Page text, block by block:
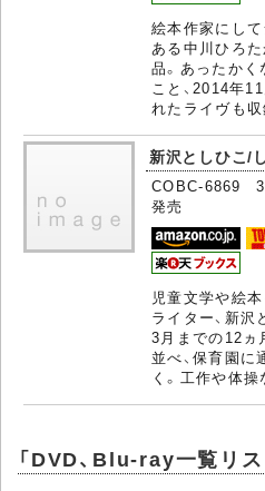
絵本作家にし
ある中川ひろ
品。あったか
こと、2014年
れたライヴも
新沢としひこ/
COBC-6869
発売
児童文学や絵
ライター、新沢
3月までの12ヵ
並べ、保育園
く。工作や体
「DVD、Blu-ray一覧リ